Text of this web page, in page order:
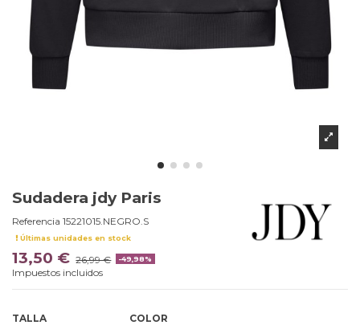
Sudadera jdy Paris
Referencia 15221015.NEGRO.S
Últimas unidades en stock
13,50 € 26,99 € -49,98%
Impuestos incluidos
TALLA
COLOR